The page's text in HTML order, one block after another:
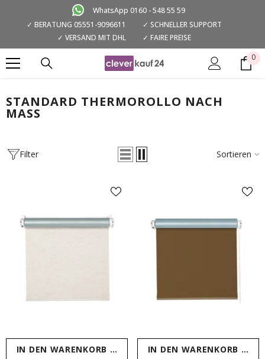
WhatsApp 0160 - 548 55 59
✓ BERATUNG 05551-9096611
✓ SCHNELLER SUPPORT
✓ VERSAND MIT DHL
✓ FAIRE PREISE
00
STANDARD THERMOROLLO NACH
MASS
Filter Sortieren
IN DEN WARENKORB LEGEN IN DEN WARENKORB